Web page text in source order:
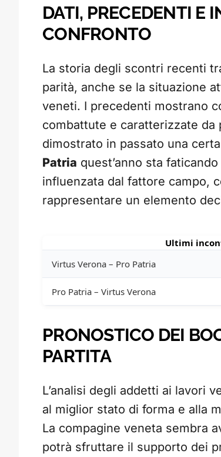
DATI, PRECEDENTI E
CONFRONTO
La storia degli scontri recenti
parità, anche se la situazione
veneti. I precedenti mostrano
combattute e caratterizzate da
dimostrato in passato una
Patria quest’anno sta
influenzata dal fattore campo,
rappresentare un elemento
Ultimi
Virtus Verona – Pro Patria
Pro Patria – Virtus Verona
PRONOSTICO DEI
PARTITA
L’analisi degli addetti ai lavori
al miglior stato di forma e alla
La compagine veneta sembra
potrà sfruttare il supporto dei